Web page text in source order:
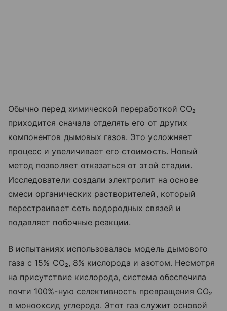
Обычно перед химической переработкой CO₂
приходится сначала отделять его от других
компонентов дымовых газов. Это усложняет
процесс и увеличивает его стоимость. Новый
метод позволяет отказаться от этой стадии.
Исследователи создали электролит на основе
смеси органических растворителей, который
перестраивает сеть водородных связей и
подавляет побочные реакции.
В испытаниях использовалась модель дымового
газа с 15% CO₂, 8% кислорода и азотом. Несмотря
на присутствие кислорода, система обеспечила
почти 100%-ную селективность превращения CO₂
в монооксид углерода. Этот газ служит основой